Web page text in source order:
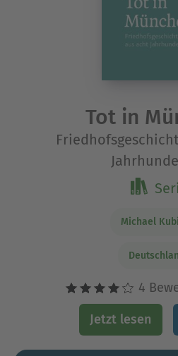
Tot in
Michael
4
Jetzt lesen